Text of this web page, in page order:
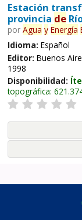
Estación
provincia de
por Agua y Energía
Idioma: Español
Editor: Buenos
1998
Disponibilidad:
topográfica: